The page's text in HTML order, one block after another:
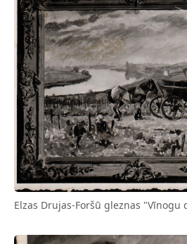
Elzas Drujas-Foršū gleznas